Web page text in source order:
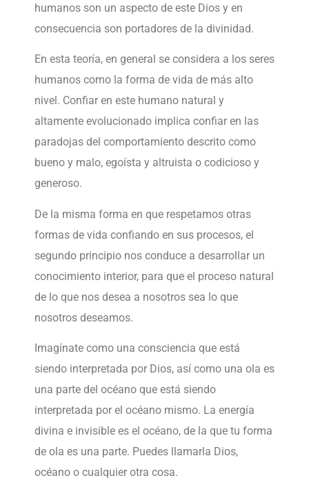
humanos son un aspecto de este Dios y en
consecuencia son portadores de la divinidad.
En esta teoría, en general se considera a los seres
humanos como la forma de vida de más alto
nivel. Confiar en este humano natural y
altamente evolucionado implica confiar en las
paradojas del comportamiento descrito como
bueno y malo, egoísta y altruista o codicioso y
generoso.
De la misma forma en que respetamos otras
formas de vida confiando en sus procesos, el
segundo principio nos conduce a desarrollar un
conocimiento interior, para que el proceso natural
de lo que nos desea a nosotros sea lo que
nosotros deseamos.
Imagínate como una consciencia que está
siendo interpretada por Dios, así como una ola es
una parte del océano que está siendo
interpretada por el océano mismo. La energía
divina e invisible es el océano, de la que tu forma
de ola es una parte. Puedes llamarla Dios,
océano o cualquier otra cosa.